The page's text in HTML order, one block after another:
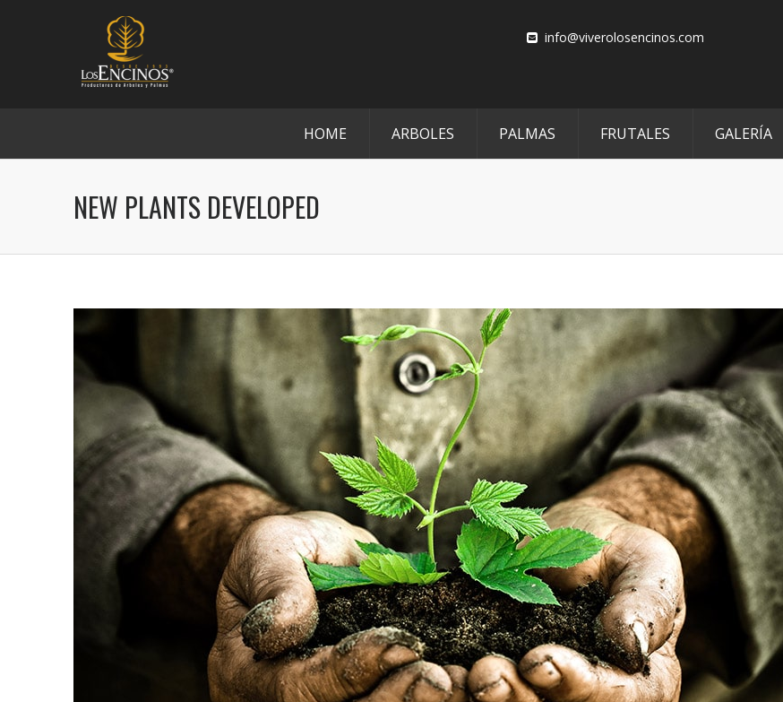
info@viverolosencinos.com
HOME ARBOLES PALMAS FRUTALES GALERÍA
NEW PLANTS DEVELOPED